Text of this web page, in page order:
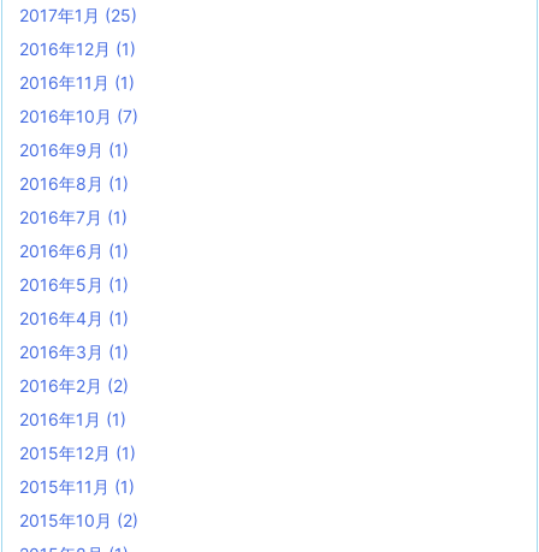
2017年1月 (25)
2016年12月 (1)
2016年11月 (1)
2016年10月 (7)
2016年9月 (1)
2016年8月 (1)
2016年7月 (1)
2016年6月 (1)
2016年5月 (1)
2016年4月 (1)
2016年3月 (1)
2016年2月 (2)
2016年1月 (1)
2015年12月 (1)
2015年11月 (1)
2015年10月 (2)